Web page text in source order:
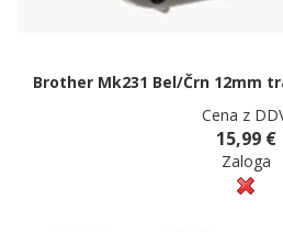
Brother Mk231 Bel/Črn 12mm
Cena z
15,99 €
Zaloga